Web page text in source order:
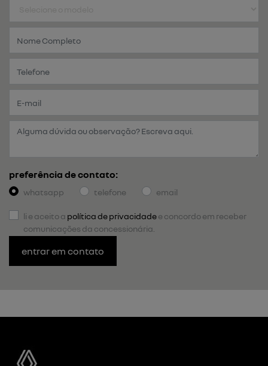
preferência de contato:
whatsapp telefone email
li e aceito a política de privacidadee concordo em receber
comunicações da concessionária.
entrar em contato